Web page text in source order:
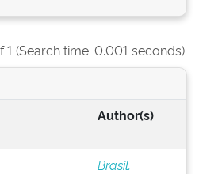
1 (Search time: 0.001 seconds).
Author(s)
Brasil.